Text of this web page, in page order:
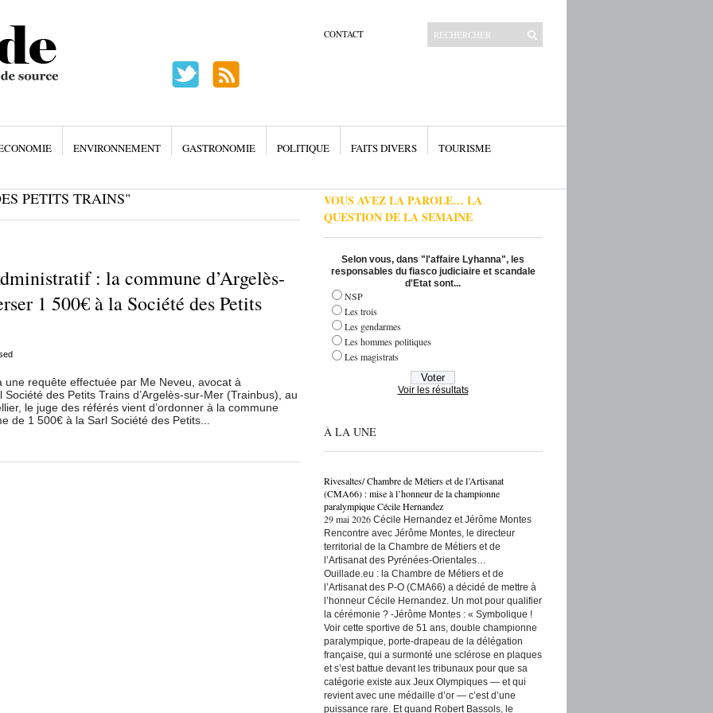
CONTACT
ENVIRONNEMENT GASTRONOMIE POLITIQUE FAITS DIVERS TOURISME
PETITS TRAINS"
: la commune d’Argelès-
1 500€ à la Société des Petits
requête effectuée par Me Neveu, avocat à
des Petits Trains d’Argelès-sur-Mer (Trainbus), au
le juge des référés vient d’ordonner à la commune
de 1 500€ à la Sarl Société des Petits...
VOUS AVEZ LA PAROLE… LA
QUESTION DE LA SEMAINE
Selon vous, dans "l'affaire Lyhanna", les
responsables du fiasco judiciaire et scandale
d'Etat sont...
NSP
Les trois
Les gendarmes
Les hommes politiques
Les magistrats
Voir les résultats
À LA UNE
Rivesaltes/ Chambre de Métiers et de l’Artisanat
(CMA66) : mise à l’honneur de la championne
paralympique Cécile Hernandez
29 mai 2026 Cécile Hernandez et Jérôme Montes
Rencontre avec Jérôme Montes, le directeur
territorial de la Chambre de Métiers et de
l’Artisanat des Pyrénées-Orientales…
Ouillade.eu : la Chambre de Métiers et de
l’Artisanat des P-O (CMA66) a décidé de mettre à
l’honneur Cécile Hernandez. Un mot pour qualifier
la cérémonie ? -Jérôme Montes : « Symbolique !
Voir cette sportive de 51 ans, double championne
paralympique, porte-drapeau de la délégation
française, qui a surmonté une sclérose en plaques
et s’est battue devant les tribunaux pour que sa
catégorie existe aux Jeux Olympiques — et qui
revient avec une médaille d’or — c’est d’une
puissance rare. Et quand Robert Bassols, le